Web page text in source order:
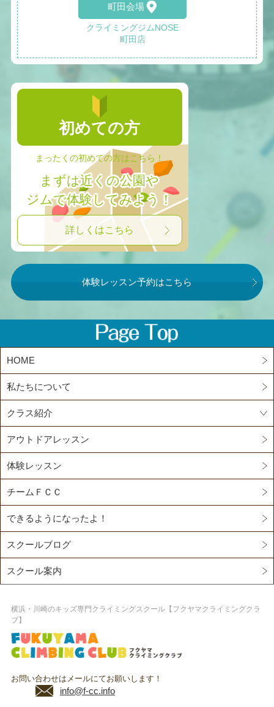
町田会場
クライミングジムNOSE
町田店
初めての方
まったくの初めての方はこちら！
まずは近くの公園や
ジムで体験してみよう！
詳しくはこちら
体験レッスン予約はこちら
HOME
私たちについて
クラス紹介
アウトドアレッスン
体験レッスン
チームＦＣＣ
できるようになったよ！
スクールブログ
スクール案内
横浜・川崎のキッズ専門クライミングスクール【フクヤマクライミングクラ
ブ】
お問い合わせはメールにてお願いします！
info@f-cc.info